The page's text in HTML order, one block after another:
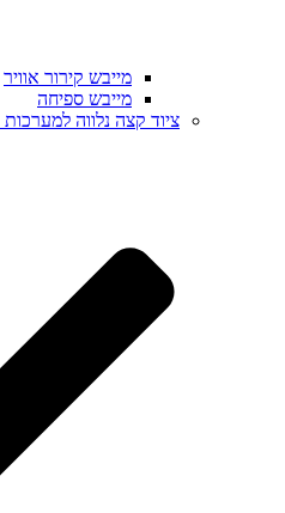
מייבש קירור אוויר
מייבש ספיחה
ציוד קצה נלווה למערכות